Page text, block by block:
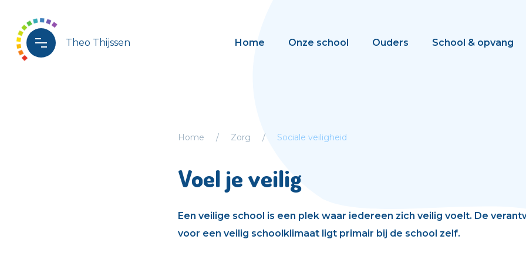
Theo Thijssen Home Onze school Ouders School & opvang
Home Zorg Sociale veiligheid
Voel je veilig
Een veilige school is een plek waar iedereen zich veilig voelt. De
voor een veilig schoolklimaat ligt primair bij de school zelf.